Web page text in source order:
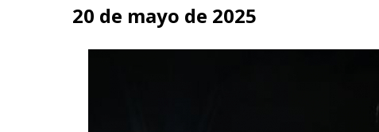
20 de mayo de 2025